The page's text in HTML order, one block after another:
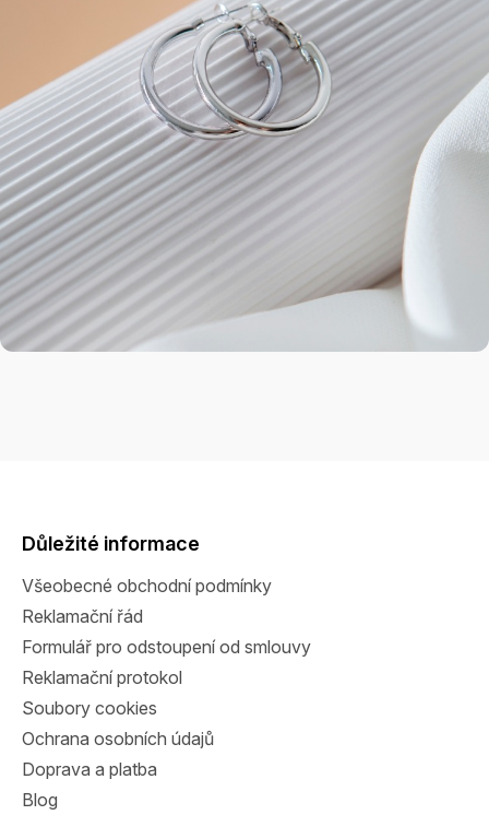
Důležité informace
Všeobecné obchodní podmínky
Reklamační řád
Formulář pro odstoupení od smlouvy
Reklamační protokol
Soubory cookies
Ochrana osobních údajů
Doprava a platba
Blog